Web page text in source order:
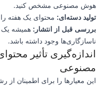
هوش مصنوعی مشخص کنید.
تولید دسته‌ای: محتوای یک هفته
بررسی قبل از انتشار: همیشه یک
ناسازگاری‌ها وجود داشته باشد.
اندازه‌گیری تأثیر
مصنوعی
این معیارها را برای اطمینان